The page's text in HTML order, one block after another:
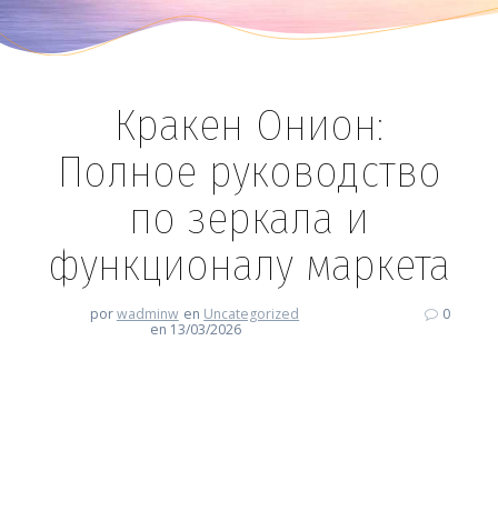
Кракен Онион:
Полное руководство
по зеркала и
функционалу маркета
porwadminw en Uncategorized
en 13/03/2026
0